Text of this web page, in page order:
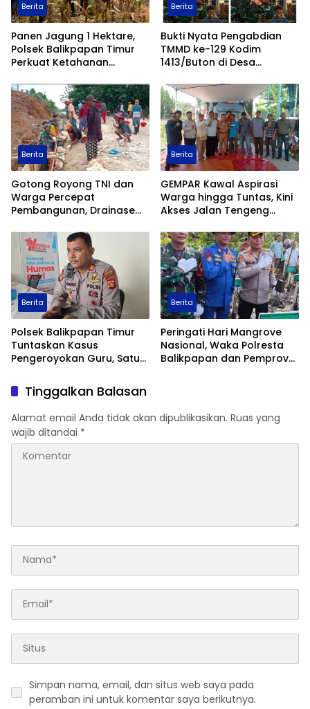
Berita
Panen Jagung 1 Hektare,
Polsek Balikpapan Timur
Perkuat Ketahanan
Program Asta Cita
Berita
Bukti Nyata Pengabdian
TMMD ke-129 Kodim
1413/Buton di Desa
Sederhana Ubah
Kesehatan Satu Kampung
Berita
Gotong Royong TNI dan
Warga Percepat
Pembangunan, Drainase
1413/Buton Kian Terbentuk
Berita
GEMPAR Kawal Aspirasi
Warga hingga Tuntas, Kini
Akses Jalan Tengeng
Berita
Polsek Balikpapan Timur
Tuntaskan Kasus
Pengeroyokan Guru, Satu
Dua Anak Berhadapan
dengan Hukum Wajib
Lapor
Berita
Peringati Hari Mangrove
Nasional, Waka Polresta
Balikpapan dan Pemprov
Tinggalkan Balasan
Alamat email Anda tidak akan dipublikasikan. Ruas yang
wajib ditandai *
Simpan nama, email, dan situs web saya pada
peramban ini untuk komentar saya berikutnya.